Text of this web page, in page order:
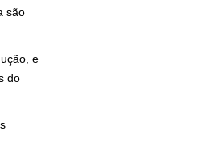
são
e
do